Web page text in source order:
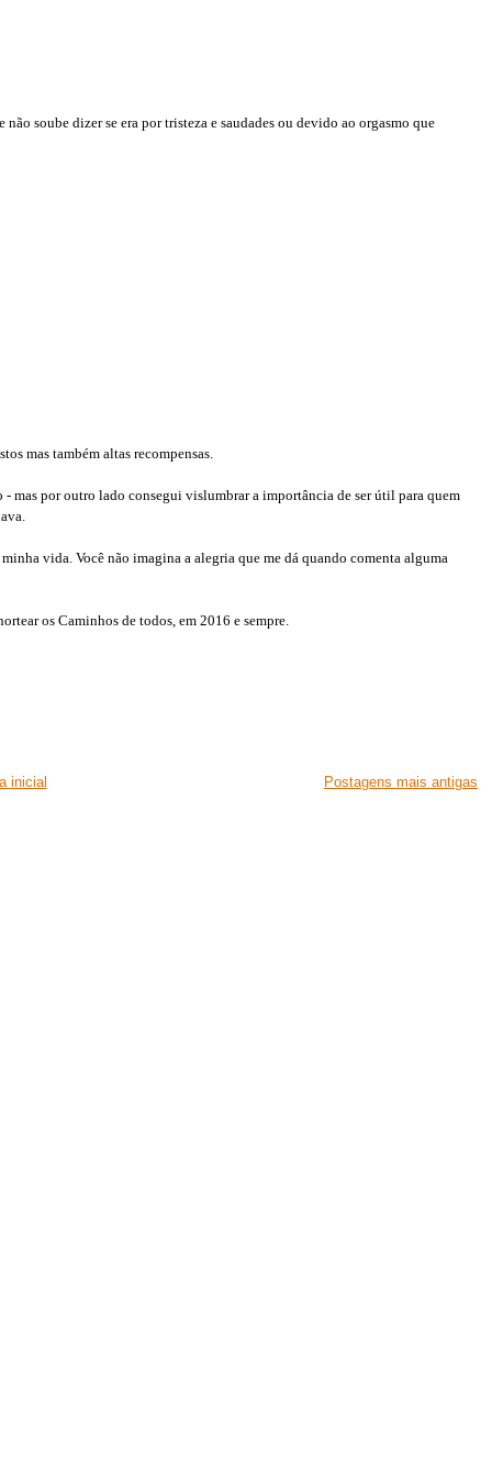
soube dizer se era por tristeza e saudades ou devido ao orgasmo que
mas também altas recompensas.
mas por outro lado consegui vislumbrar a importância de ser útil para quem
vida. Você não imagina a alegria que me dá quando comenta alguma
os Caminhos de todos, em 2016 e sempre.
Postagens mais antigas
inicial